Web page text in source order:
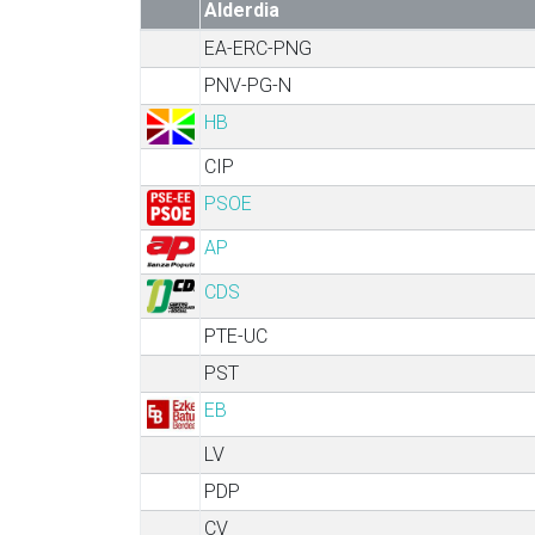
Alderdia
EA-ERC-PNG
PNV-PG-N
HB
CIP
PSOE
AP
CDS
PTE-UC
PST
EB
LV
PDP
CV